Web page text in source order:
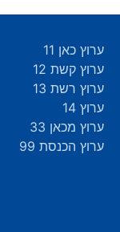
ערוץ כאן 11
ערוץ קשת 12
ערוץ רשת 13
ערוץ 14
ערוץ מכאן 33
ערוץ הכנסת 99